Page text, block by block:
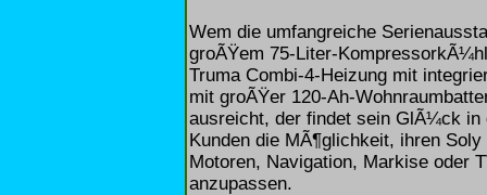
Wem die umfangreiche
groÃŸem 75-Liter-
Truma Combi-4-Heizung mit
mit groÃŸer 120-Ah-
ausreicht, der findet sein GlÃ¼ck in
Kunden die MÃ¶glichkeit, ihren
Motoren, Navigation, Markise oder
anzupassen.